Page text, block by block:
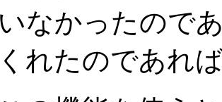
なかったので
れたのであれ